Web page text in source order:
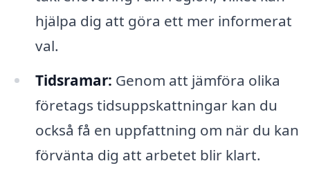
hjälpa dig att göra ett mer informerat
val.
Tidsramar: Genom att jämföra olika
företags tidsuppskattningar kan du
också få en uppfattning om när du kan
förvänta dig att arbetet blir klart.